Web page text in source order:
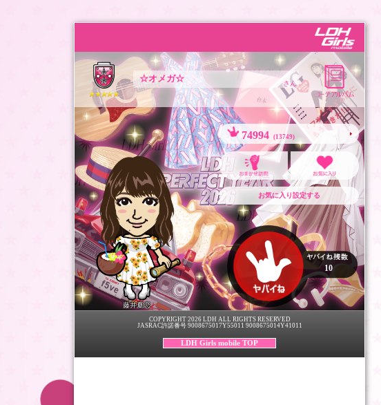
☆オメガ☆ さん
藤井夏恋
74994 (13749)
お気に入り設定する
10
COPYRIGHT 2026 LDH ALL RIGHTS RESERVED
JASRAC許諾番号 9008675017Y55011 9008675014Y41011
LDH Girls mobile TOP